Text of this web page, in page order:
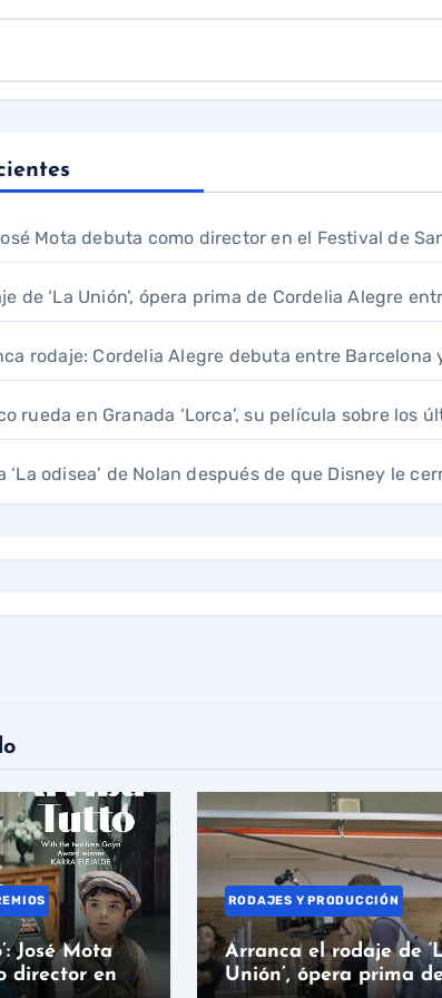
Mota debuta como director en el Festival de
de ‘La Unión’, ópera prima de Cordelia Alegre
rodaje: Cordelia Alegre debuta entre Barcelona
rueda en Granada ‘Lorca’, su película sobre los
‘La odisea’ de Nolan después de que Disney le
José Mota
director en el
RODAJES Y PRODUCCIÓN
Arranca el rodaje de
Unión’, ópera prima